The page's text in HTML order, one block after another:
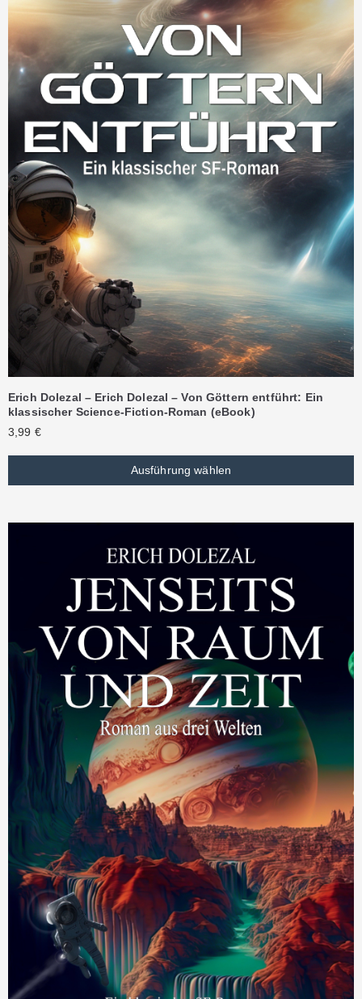
Erich Dolezal – Erich Dolezal – Von Göttern entführt: Ein
klassischer Science-Fiction-Roman (eBook)
3,99 €
Ausführung wählen